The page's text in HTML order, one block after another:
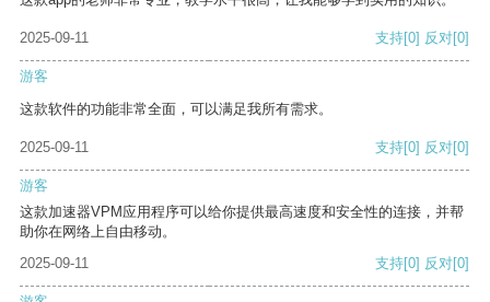
2025-09-11 支持[0] 反对[0]
游客
这款软件的功能非常全面，可以满足我所有需求。
2025-09-11 支持[0] 反对[0]
游客
这款加速器VPM应用程序可以给你提供最高速度和安全性的连接，并帮
助你在网络上自由移动。
2025-09-11
支持[0] 反对[0]